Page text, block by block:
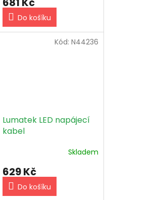
Do košíku
Lumatek LED napájecí
kabel
Skladem
629 Kč
Do košíku
Kód: N44236